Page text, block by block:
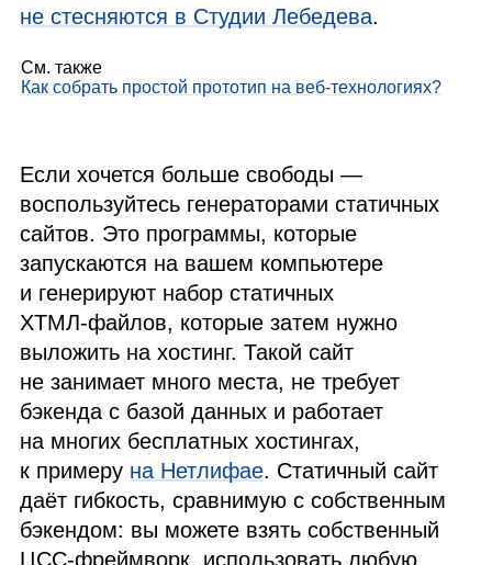
не стесняются в Студии Лебедева.
См. также
Как собрать простой прототип на веб‑технологиях?
Если хочется больше свободы —
воспользуйтесь генераторами статичных
сайтов. Это программы, которые
запускаются на вашем компьютере
и генерируют набор статичных
ХТМЛ‑файлов, которые затем нужно
выложить на хостинг. Такой сайт
не занимает много места, не требует
бэкенда с базой данных и работает
на многих бесплатных хостингах,
к примеру на Нетлифае. Статичный сайт
даёт гибкость, сравнимую с собственным
бэкендом: вы можете взять собственный
ЦСС‑фреймворк, использовать любую